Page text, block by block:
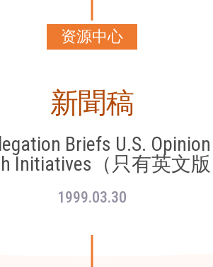
资源中心
新聞稿
Briefs U.S.
Initiatives（只有英文版
1999.03.30